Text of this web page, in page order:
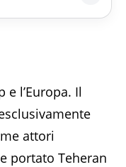
l’Europa. Il
attori
portato Teheran